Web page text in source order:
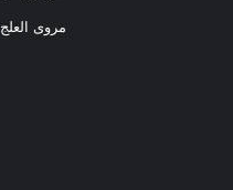
مروى العلج